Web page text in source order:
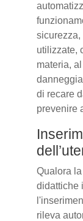
sicurezza,
utilizzate,
materia,
di recare
prevenire
Qualora
didattiche
rileva